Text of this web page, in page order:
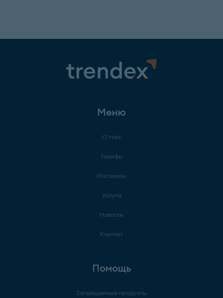
Меню
О Нас
Тарифы
Магазины
Услуги
Новости
Контакт
Помощь
Запрещенные продукты